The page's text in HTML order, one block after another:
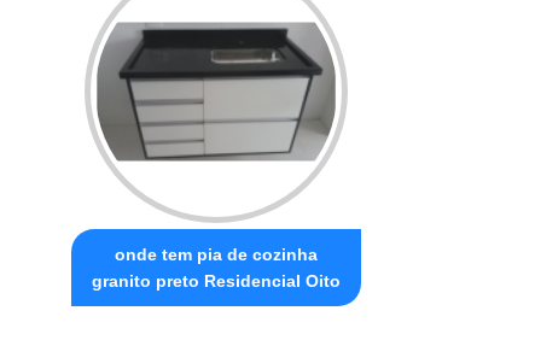
onde tem pia de cozinha
granito preto Residencial Oito